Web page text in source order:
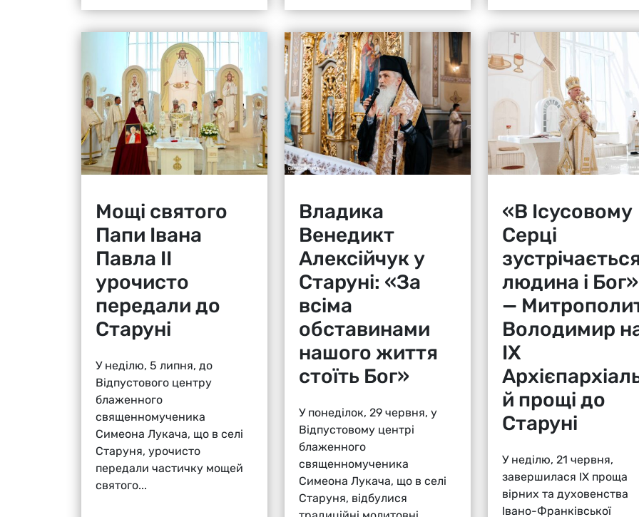
Мощі святого
Папи Івана
Павла ІІ
урочисто
передали до
Старуні
У неділю, 5 липня, до
Відпустового центру
блаженного
священномученика
Симеона Лукача, що в селі
Старуня, урочисто
передали частичку мощей
святого...
Владика
Венедикт
Алексійчук у
Старуні: «За
всіма
обставинами
нашого життя
стоїть Бог»
У понеділок, 29 червня, у
Відпустовому центрі
блаженного
священномученика
Симеона Лукача, що в селі
Старуня, відбулися
«В Ісусовому
Серці
людина і
—
Володимир
ІХ
й прощі до
Старуні
У неділю, 21 червня,
завершилася ІХ проща
вірних та духовенства
Івано-Франківської